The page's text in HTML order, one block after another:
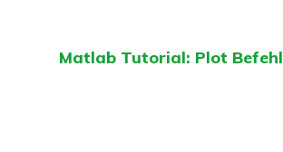
Matlab Tutorial: Plot Befehl